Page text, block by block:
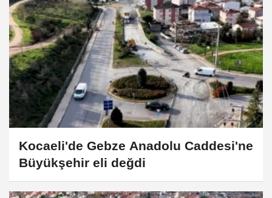
Kocaeli'de Gebze Anadolu Caddesi'ne
Büyükşehir eli değdi